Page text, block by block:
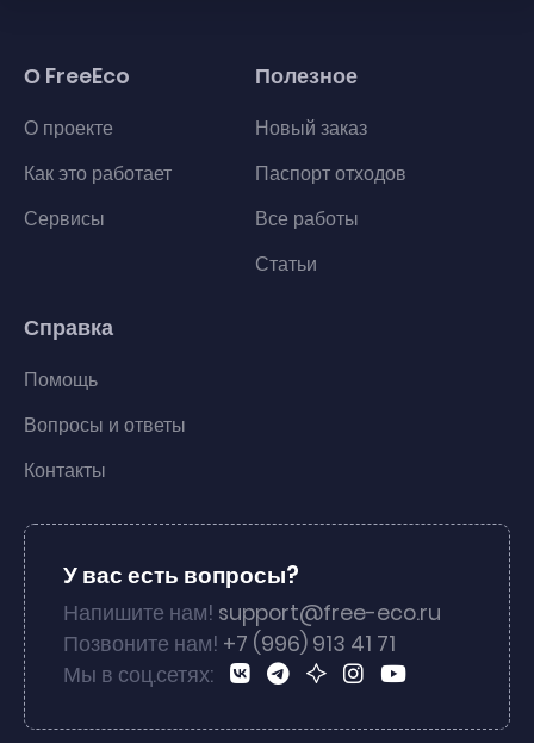
О FreeEco
О проекте
Как это работает
Сервисы
Полезное
Новый заказ
Паспорт отходов
Все работы
Статьи
Справка
Помощь
Вопросы и ответы
Контакты
У вас есть вопросы?
Напишите нам! support@free-eco.ru
Позвоните нам! +7 (996) 913 41 71
Мы в соц.сетях: